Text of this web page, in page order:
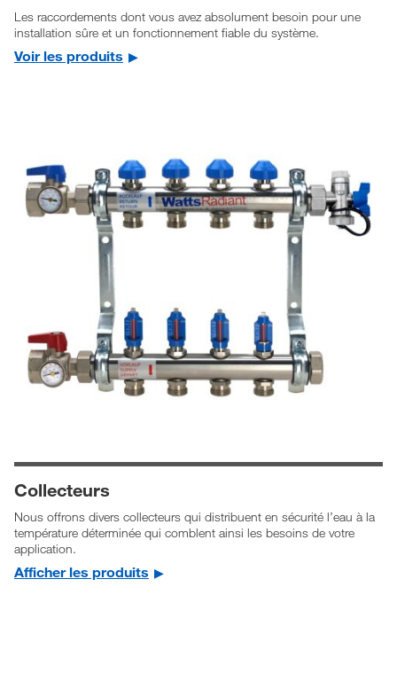
Les raccordements dont vous avez absolument besoin pour une
installation sûre et un fonctionnement fiable du système.
Voir les produits
Collecteurs
Nous offrons divers collecteurs qui distribuent en sécurité l’eau à la
température déterminée qui comblent ainsi les besoins de votre
application.
Afficher les produits